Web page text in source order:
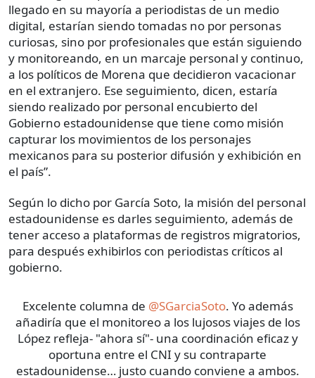
llegado en su mayoría a periodistas de un medio
digital, estarían siendo tomadas no por personas
curiosas, sino por profesionales que están siguiendo
y monitoreando, en un marcaje personal y continuo,
a los políticos de Morena que decidieron vacacionar
en el extranjero. Ese seguimiento, dicen, estaría
siendo realizado por personal encubierto del
Gobierno estadounidense que tiene como misión
capturar los movimientos de los personajes
mexicanos para su posterior difusión y exhibición en
el país”.
Según lo dicho por García Soto, la misión del personal
estadounidense es darles seguimiento, además de
tener acceso a plataformas de registros migratorios,
para después exhibirlos con periodistas críticos al
gobierno.
Excelente columna de @SGarciaSoto. Yo además
añadiría que el monitoreo a los lujosos viajes de los
López refleja- "ahora sí"- una coordinación eficaz y
oportuna entre el CNI y su contraparte
estadounidense… justo cuando conviene a ambos.